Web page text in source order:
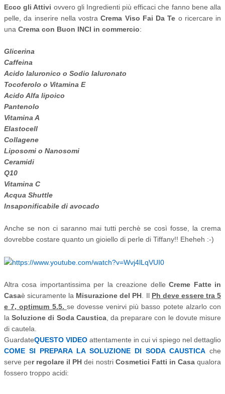
Ecco gli Attivi ovvero gli Ingredienti più efficaci che fanno bene alla
pelle, da inserire nella vostraCrema Viso Fai Da Te o ricercare in
una Crema con Buon INCI in commercio:
Glicerina
Caffeina
Acido Ialuronico o Sodio Ialuronato
Tocoferolo o Vitamina E
Acido Alfa lipoico
Pantenolo
Vitamina A
Elastocell
Collagene
Liposomi o Nanosomi
Ceramidi
Q10
Vitamina C
Acqua Shuttle
Insaponificabile di avocado
Anche se non ci saranno mai tutti perchè se così fosse, la crema
dovrebbe costare quanto un gioiello di perle di Tiffany!! Eheheh :-)
Altra cosa importantissima per la creazione delleCreme Fatte in
Casaè sicuramente la Misurazione del PH . Il Ph deve essere tra 5
e 7, optimum 5.5. se dovesse venirvi più basso potete alzarlo con
laSoluzione di Soda Caustica, da preparare con le dovute misure
di cautela.
GuardateQUESTO VIDEO attentamente in cui vi spiego nel dettaglio
COME SI PREPARA LA SOLUZIONE DI SODA CAUSTICA che
serve per regolare il PH dei nostri Cosmetici Fatti in Casaqualora
fossero troppo acidi: